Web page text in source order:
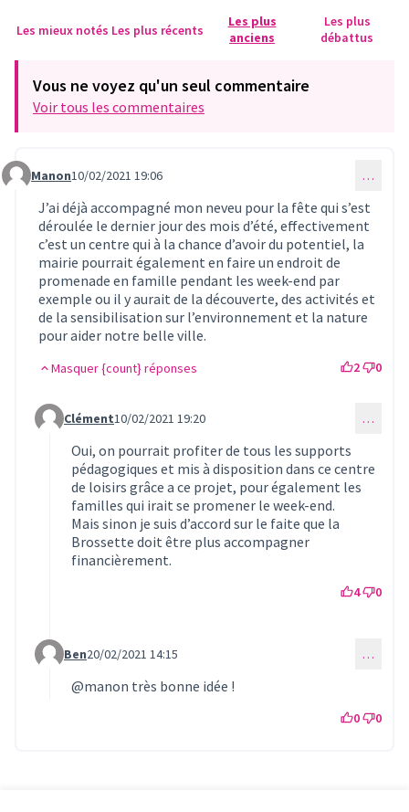
Les mieux notés Les plus récents
Les plus
anciens
Les plus
débattus
Vous ne voyez qu'un seul commentaire
Voir tous les commentaires
Commentaire 257
Manon10/02/2021 19:06 …
J’ai déjà accompagné mon neveu pour la fête qui s’est
déroulée le dernier jour des mois d’été, effectivement
c’est un centre qui à la chance d’avoir du potentiel, la
mairie pourrait également en faire un endroit de
promenade en famille pendant les week-end par
exemple ou il y aurait de la découverte, des activités et
de la sensibilisation sur l’environnement et la nature
pour aider notre belle ville.
Masquer {count} réponses 2 0
Commentaire 260 (réponse au commentaire 257)
Clément10/02/2021 19:20 …
Oui, on pourrait profiter de tous les supports
pédagogiques et mis à disposition dans ce centre
de loisirs grâce a ce projet, pour également les
familles qui irait se promener le week-end.
Mais sinon je suis d’accord sur le faite que la
Brossette doit être plus accompagner
financièrement.
4 0
Commentaire 286 (réponse au commentaire 257)
Ben20/02/2021 14:15 …
@manon très bonne idée !
0 0